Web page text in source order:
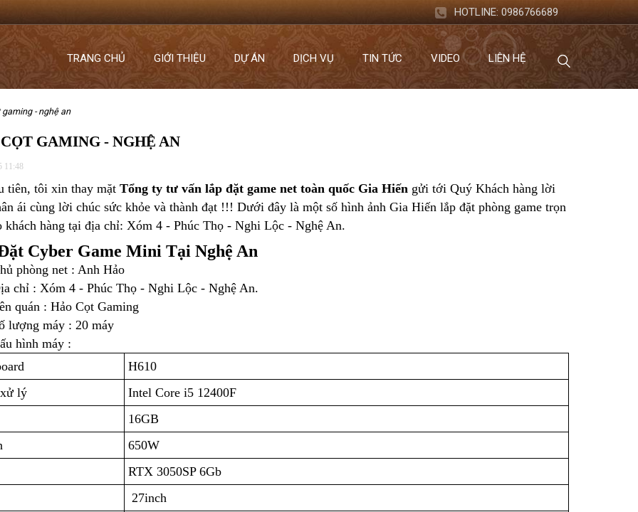
HOTLINE: 0986766689
TRANG CHỦ GIỚI THIỆU DỰ ÁN DỊCH VỤ TIN TỨC VIDEO LIÊN HỆ
gaming - nghệ an
GAMING - NGHỆ AN
11:48
tiên, tôi xin thay mặt Tổng ty tư vấn lắp đặt game net toàn quốc Gia Hiến gửi tới Quý Khách hàng lời
ái cùng lời chúc sức khỏe và thành đạt !!! Dưới đây là một số hình ảnh Gia Hiến lắp đặt phòng game trọn
khách hàng tại địa chỉ: Xóm 4 - Phúc Thọ - Nghi Lộc - Nghệ An.
Cyber Game Mini Tại Nghệ An
phòng net : Anh Hảo
chỉ : Xóm 4 - Phúc Thọ - Nghi Lộc - Nghệ An.
quán : Hảo Cọt Gaming
lượng máy : 20 máy
hình máy :
H610
lý
Intel Core i5 12400F
16GB
650W
RTX 3050SP 6Gb
27inch